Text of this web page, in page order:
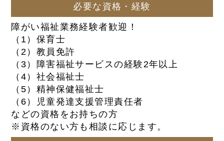
必要な資格・経験
障がい福祉業務経験者歓迎！
（1）保育士
（2）教員免許
（3）障害福祉サービスの経験2年以上
（4）社会福祉士
（5）精神保健福祉士
（6）児童発達支援管理責任者
などの資格をお持ちの方
※資格のない方も相談に応じます。